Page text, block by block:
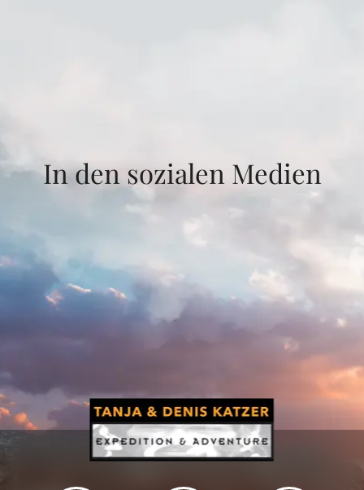
In den sozialen Medien